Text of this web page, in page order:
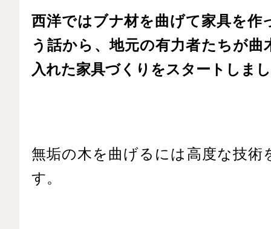
西洋ではブナ材を曲げて家具を作
う話から、地元の有力者たちが曲
入れた家具づくりをスタートしま
無垢の木を曲げるには高度な技術
す。